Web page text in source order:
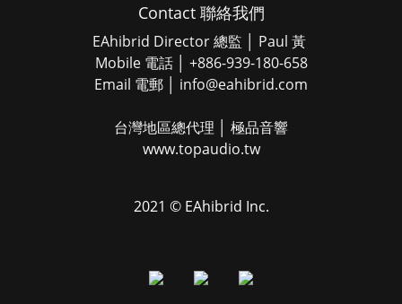
Contact 聯絡我們
EAhibrid Director 總監 │ Paul 黃
Mobile 電話 │ +886-939-180-658
Email 電郵 │ info@eahibrid.com
台灣地區總代理 │ 極品音響
www.topaudio.tw
2021 © EAhibrid Inc.